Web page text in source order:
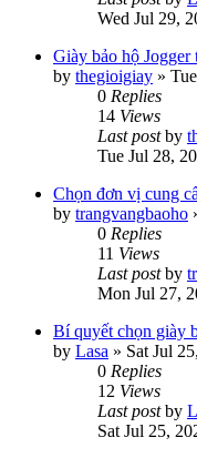
Wed Jul 29,
Giày bảo hộ
by thegioigiay »
0 Replies
14 Views
Last postby
Tue Jul 28,
Chọn đơn vị cung
by trangvangbaoho
0 Replies
11 Views
Last postby
Mon Jul 27,
Bí quyết chọn giày
by Lasa » Sat Jul
0 Replies
12 Views
Last postby
Sat Jul 25,